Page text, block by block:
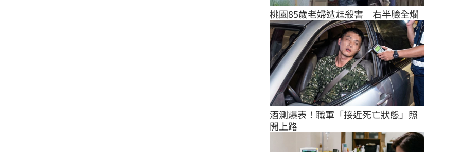
桃園85歲老婦遭尪殺害　右半臉全爛
酒測爆表！職軍「接近死亡狀態」照
開上路